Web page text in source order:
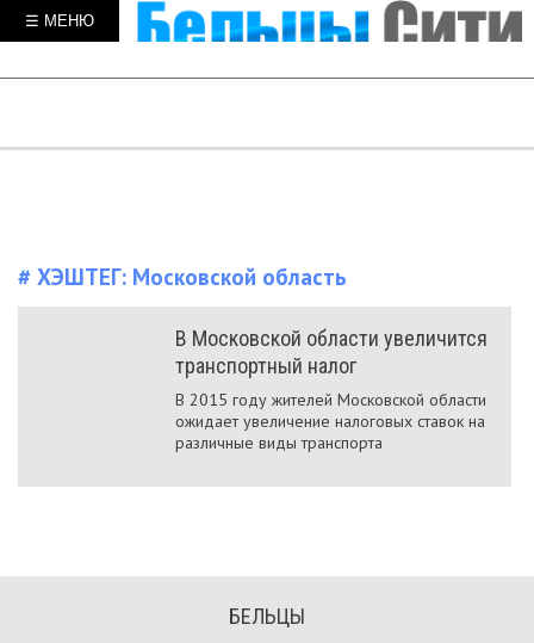
☰ МЕНЮ
# ХЭШТЕГ: Московской область
В Московской области увеличится
транспортный налог
В 2015 году жителей Московской области
ожидает увеличение налоговых ставок на
различные виды транспорта
БЕЛЬЦЫ